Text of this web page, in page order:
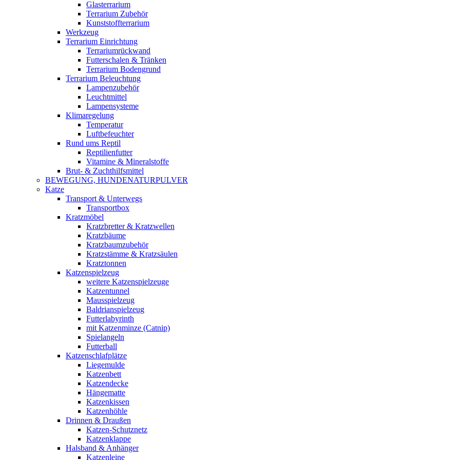
Glasterrarium
Terrarium Zubehör
Kunststoffterrarium
Werkzeug
Terrarium Einrichtung
Terrariumrückwand
Futterschalen & Tränken
Terrarium Bodengrund
Terrarium Beleuchtung
Lampenzubehör
Leuchtmittel
Lampensysteme
Klimaregelung
Temperatur
Luftbefeuchter
Rund ums Reptil
Reptilienfutter
Vitamine & Mineralstoffe
Brut- & Zuchthilfsmittel
BEWEGUNG, HUNDENATURPULVER
Katze
Transport & Unterwegs
Transportbox
Kratzmöbel
Kratzbretter & Kratzwellen
Kratzbäume
Kratzbaumzubehör
Kratzstämme & Kratzsäulen
Kratztonnen
Katzenspielzeug
weitere Katzenspielzeuge
Katzentunnel
Mausspielzeug
Baldrianspielzeug
Futterlabyrinth
mit Katzenminze (Catnip)
Spielangeln
Futterball
Katzenschlafplätze
Liegemulde
Katzenbett
Katzendecke
Hängematte
Katzenkissen
Katzenhöhle
Drinnen & Draußen
Katzen-Schutznetz
Katzenklappe
Halsband & Anhänger
Katzenleine